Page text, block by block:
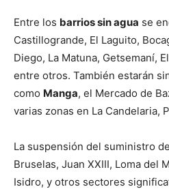
Entre los barrios sin agua se
Castillogrande, El Laguito,
Diego, La Matuna, Getsemaní,
entre otros. También estarán
como Manga, el Mercado de
varias zonas en La Candelaria,
La suspensión del suministro
Bruselas, Juan XXIII, Loma del
Isidro, y otros sectores